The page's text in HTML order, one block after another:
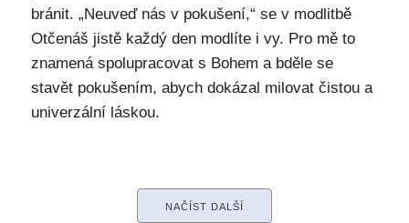
bránit. „Neuveď nás v pokušení,“ se v modlitbě
Otčenáš jistě každý den modlíte i vy. Pro mě to
znamená spolupracovat s Bohem a bděle se
stavět pokušením, abych dokázal milovat čistou a
univerzální láskou.
NAČÍST DALŠÍ